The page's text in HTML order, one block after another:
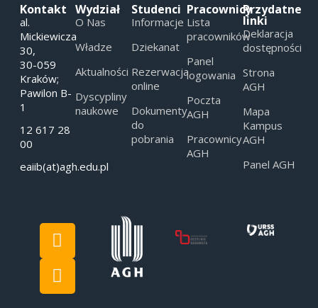
Kontakt
al.
Mickiewicza
30,
30-059
Kraków;
Pawilon B-
1
12 617 28
00
eaiib(at)agh.edu.pl
Wydział
O Nas
Władze
Aktualności
Dyscypliny
naukowe
Studenci
Informacje
Dziekanat
Rezerwacja
online
Dokumenty
do
pobrania
Pracownicy
Lista
pracowników
Panel
logowania
Poczta
AGH
Pracownicy
AGH
Przydatne
linki
Deklaracja
dostępności
Strona
AGH
Mapa
Kampus
AGH
Panel AGH